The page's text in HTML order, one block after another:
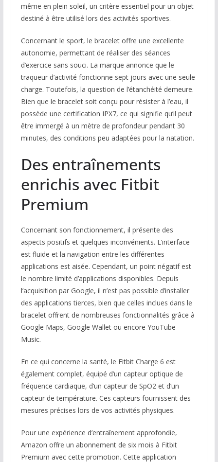
même en plein soleil, un critère essentiel pour un objet
destiné à être utilisé lors des activités sportives.
Concernant le sport, le bracelet offre une excellente
autonomie, permettant de réaliser des séances
d’exercice sans souci. La marque annonce que le
traqueur d’activité fonctionne sept jours avec une seule
charge. Toutefois, la question de l’étanchéité demeure.
Bien que le bracelet soit conçu pour résister à l’eau, il
possède une certification IPX7, ce qui signifie qu’il peut
être immergé à un mètre de profondeur pendant 30
minutes, des conditions peu adaptées pour la natation.
Des entraînements
enrichis avec Fitbit
Premium
Concernant son fonctionnement, il présente des
aspects positifs et quelques inconvénients. L’interface
est fluide et la navigation entre les différentes
applications est aisée. Cependant, un point négatif est
le nombre limité d’applications disponibles. Depuis
l’acquisition par Google, il n’est pas possible d’installer
des applications tierces, bien que celles inclues dans le
bracelet offrent de nombreuses fonctionnalités grâce à
Google Maps, Google Wallet ou encore YouTube
Music.
En ce qui concerne la santé, le Fitbit Charge 6 est
également complet, équipé d’un capteur optique de
fréquence cardiaque, d’un capteur de SpO2 et d’un
capteur de température. Ces capteurs fournissent des
mesures précises lors de vos activités physiques.
Pour une expérience d’entraînement approfondie,
Amazon offre un abonnement de six mois à Fitbit
Premium avec cette promotion. Cette application